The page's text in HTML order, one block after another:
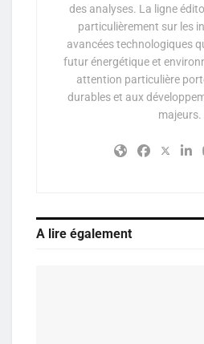
des analyses. La ligne
particulièrement sur les
avancées technologiques
futur énergétique et
attention particulière
durables et aux
majeurs.
A lire également